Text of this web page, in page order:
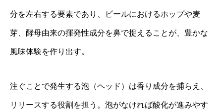
分を左右する要素であり、ビールにおけるホップや麦
芽、酵母由来の揮発性成分を鼻で捉えることが、豊かな
風味体験を作り出す。
注ぐことで発生する泡（ヘッド）は香り成分を捕らえ、
リリースする役割を担う。泡がなければ酸化が進みやす